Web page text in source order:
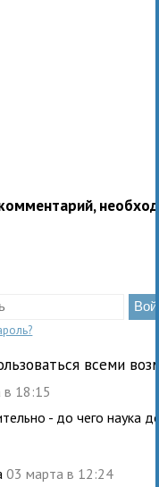
всеми
в 18:15
- до чего наука
03 марта в 12:24